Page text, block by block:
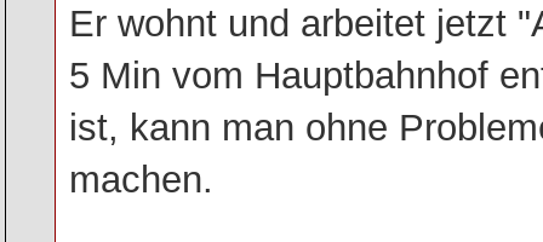
Er wohnt und arbeitet jetzt
5 Min vom Hauptbahnhof
ist, kann man ohne
machen.